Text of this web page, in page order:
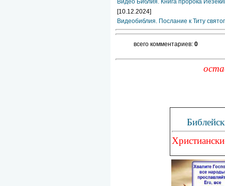
Видео Библия. Книга пророка
[10.12.2024]
Видеобиблия. Послание к Титу
всего комментариев: 0